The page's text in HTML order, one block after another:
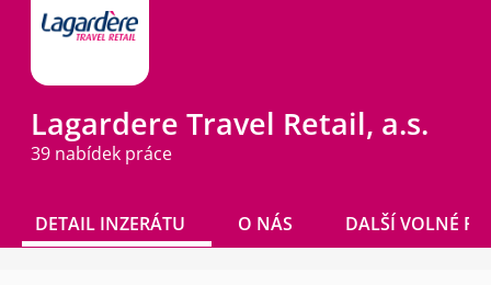
Lagardere Travel Retail, a.s.
39 nabídek práce
DETAIL INZERÁTU O NÁS DALŠÍ VOLNÉ